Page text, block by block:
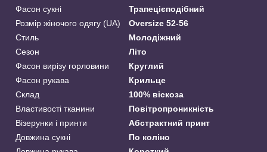
Фасон сукні
Трапецієподібний
Розмір жіночого одягу (UA)
Oversize 52-56
Стиль
Молодіжний
Сезон
Літо
Фасон вирізу горловини
Круглий
Фасон рукава
Крильце
Склад
100% віскоза
Властивості тканини
Повітропроникність
Візерунки і принти
Абстрактний принт
Довжина сукні
По коліно